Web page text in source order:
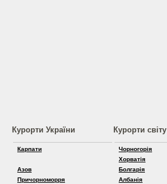
Курорти України
Карпати
Азов
Причорноморря
Курорти світу
Чорногорія
Хорватія
Болгарія
Албанія